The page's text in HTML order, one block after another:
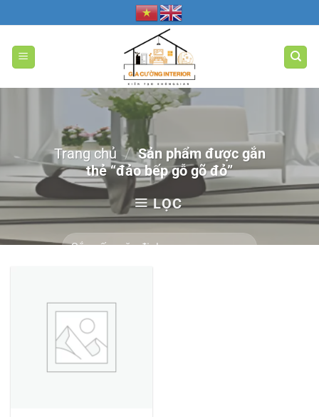
qua
nội
dung
Trang chủ / Sản phẩm được gắn
thẻ “đảo bếp gỗ gõ đỏ”
LỌC